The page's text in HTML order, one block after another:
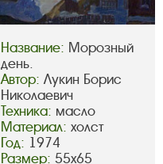
Название: Морозный
день.
Автор: Лукин Борис
Николаевич
Техника: масло
Материал: холст
Год: 1974
Размер: 55х65